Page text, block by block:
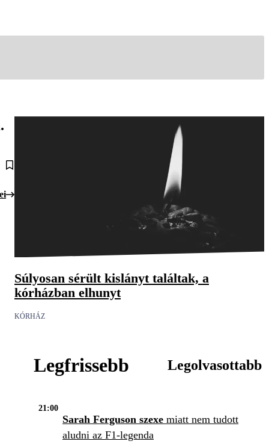
Súlyosan sérült kislányt találtak, a
kórházban elhunyt
KÓRHÁZ
Legfrissebb Legolvasottabb
21:00
Sarah Ferguson szexe miatt nem tudott
aludni az F1-legenda